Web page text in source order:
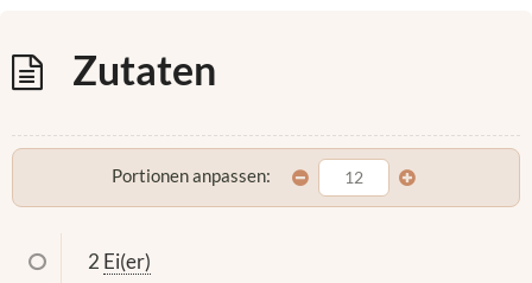
Zutaten
Portionen anpassen:
2 Ei(er)